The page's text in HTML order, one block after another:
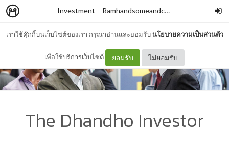
เราใช้คุ๊กกี้บนเว็บไซต์ของเรา กรุณาอ่านและยอมรับนโยบายความเป็นส่วนตัว
เพื่อใช้บริการเว็บไซต์ ยอมรับ ไม่ยอมรับ
Investment – Ramhandsomeandcool
The Dhandho Investor